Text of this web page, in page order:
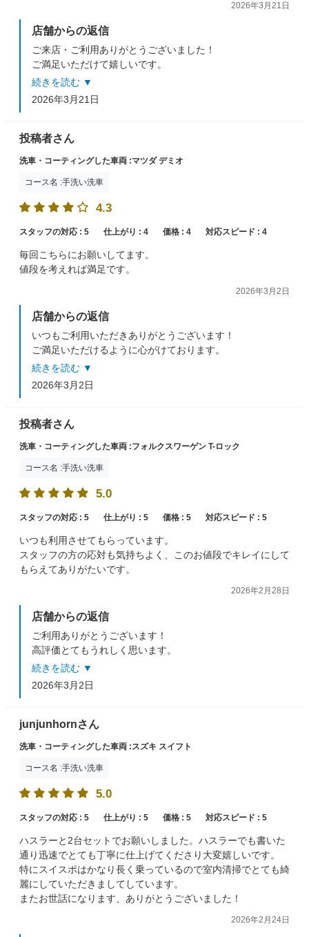
2026年3月21日
店舗からの返信
ご来店・ご利用ありがとうございました！
ご満足いただけて嬉しいです。
当店は洗車だけではなくコーティングもお手頃なものか
らご用意しております。
機会がありましたら是非お試しください！
す！
続きを読む ▼
2026年3月21日
投稿者さん
洗車・コーティングした車両 :マツダ デミオ
コース名 :手洗い洗車
4.3
スタッフの対応 : 5 仕上がり : 4 価格 : 4 対応スピード : 4
毎回こちらにお願いしてます。
値段を考えれば満足です。
2026年3月2日
店舗からの返信
いつもご利用いただきありがとうございます！
ご満足いただけるように心がけております。
またのご来店スタッフ一同心よりおまちしております！
続きを読む ▼
2026年3月2日
投稿者さん
洗車・コーティングした車両 :フォルクスワーゲン T-ロック
コース名 :手洗い洗車
5.0
スタッフの対応 : 5 仕上がり : 5 価格 : 5 対応スピード : 5
いつも利用させてもらっています。
スタッフの方の応対も気持ちよく、このお値段でキレイにして
もらえてありがたいです。
2026年2月28日
店舗からの返信
ご利用ありがとうございます！
高評価とてもうれしく思います。
またのご来店スタッフ一同心よりお待ちしております。
続きを読む ▼
2026年3月2日
junjunhornさん
洗車・コーティングした車両 :スズキ スイフト
コース名 :手洗い洗車
5.0
スタッフの対応 : 5 仕上がり : 5 価格 : 5 対応スピード : 5
ハスラーと2台セットでお願いしました。ハスラーでも書いた
通り迅速でとても丁寧に仕上げてくださり大変嬉しいです。
特にスイスポはかなり長く乗っているので室内清掃でとても綺
麗にしていただきましてしています。
またお世話になります、ありがとうございました！
2026年2月24日